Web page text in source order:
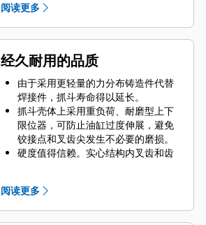
效率水平。
阅读更多
经久耐用的品质
由于采用更轻量的力分布铸造件代替
焊接件，抓斗寿命得以延长。
抓斗壳体上采用重负荷、耐磨型上下
限位器，可防止油缸过度伸展，避免
铰接点和叉齿尖发生不必要的磨损。
硬度值得信赖。实心结构内叉齿和齿
可消除机架上的薄弱点。
采用易于更换的铸造叉齿尖，增加磨
阅读更多